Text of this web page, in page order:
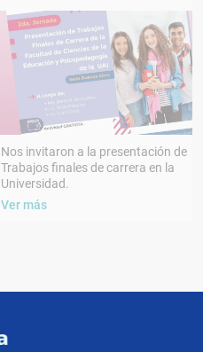
Nos invitaron a la presentación de
Trabajos finales de carrera en la
Universidad.
Ver más